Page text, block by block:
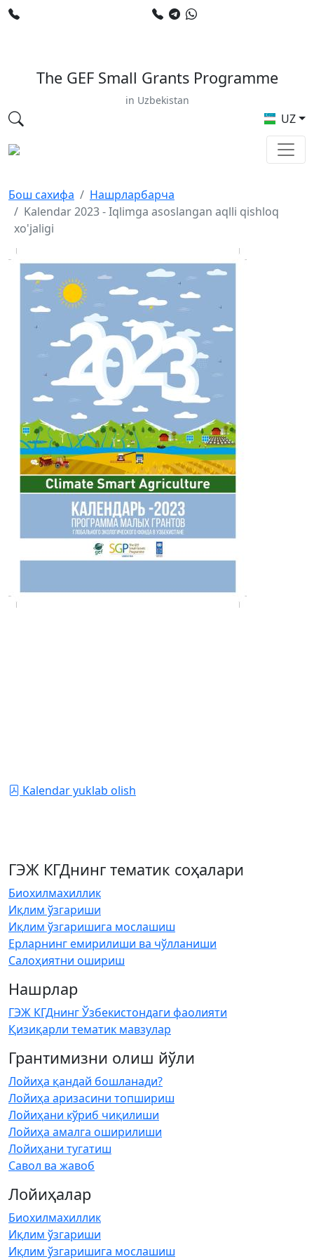
The GEF Small Grants Programme
in Uzbekistan
UZ
Бош сахифа
Нашрларбарча
Kalendar 2023 - Iqlimga asoslangan aqlli qishloq
xo'jaligi
Kalendar yuklab olish
ГЭЖ КГДнинг тематик соҳалари
Биохилмахиллик
Иқлим ўзгариши
Иқлим ўзгаришига мослашиш
Ерларнинг емирилиши ва чўлланиши
Салоҳиятни ошириш
Нашрлар
ГЭЖ КГДнинг Ўзбекистондаги фаолияти
Қизиқарли тематик мавзулар
Грантимизни олиш йўли
Лойиҳа қандай бошланади?
Лойиҳа аризасини топшириш
Лойиҳани кўриб чиқилиши
Лойиҳа амалга оширилиши
Лойиҳани тугатиш
Савол ва жавоб
Лойиҳалар
Биохилмахиллик
Иқлим ўзгариши
Иқлим ўзгаришига мослашиш